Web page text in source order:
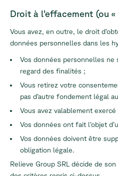
Droit à l’effacement (ou
Vous avez, en outre, le droit
données personnelles dans les
Vos données personnelles ne
regard des finalités ;
Vous retirez votre
pas d’autre fondement légal
Vous avez valablement
Vos données ont fait l’objet
Vos données doivent être
obligation légale.
Relieve Group SRL décide de